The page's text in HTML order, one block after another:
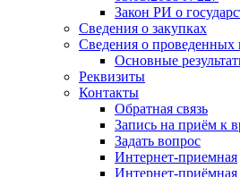
Закон РИ о
Сведения о закупках
Сведения о проведенных
Основные
Реквизиты
Контакты
Обратная связь
Запись на приём к
Задать вопрос
Интернет-приемная
Интернет-